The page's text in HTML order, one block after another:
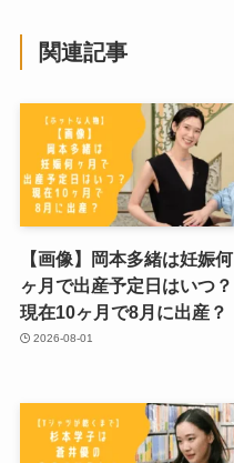
関連記事
【画像】岡本多緒は妊娠何
ヶ月で出産予定日はいつ？
現在10ヶ月で8月に出産？
2026-08-01